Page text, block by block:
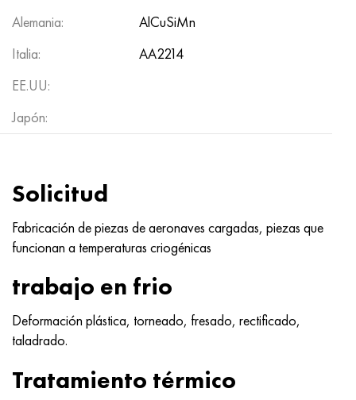
Alemania:
AlCuSiMn
Italia:
AA2214
EE.UU:
Japón:
Solicitud
Fabricación de piezas de aeronaves cargadas, piezas que
funcionan a temperaturas criogénicas
trabajo en frio
Deformación plástica, torneado, fresado, rectificado,
taladrado.
Tratamiento térmico